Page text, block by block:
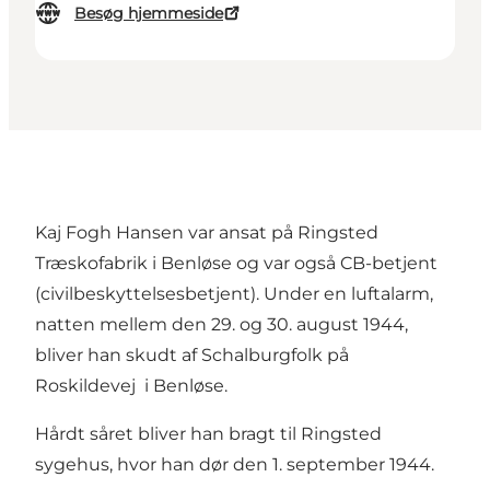
Besøg hjemmeside
Kaj Fogh Hansen var ansat på Ringsted
Træskofabrik i Benløse og var også CB-betjent
(civilbeskyttelsesbetjent). Under en luftalarm,
natten mellem den 29. og 30. august 1944,
bliver han skudt af Schalburgfolk på
Roskildevej i Benløse.
Hårdt såret bliver han bragt til Ringsted
sygehus, hvor han dør den 1. september 1944.